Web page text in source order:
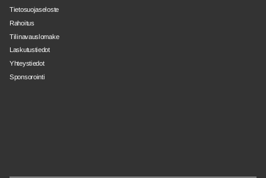
Tietosuojaseloste
Rahoitus
Tilinavauslomake
Laskutustiedot
Yhteystiedot
Sponsorointi